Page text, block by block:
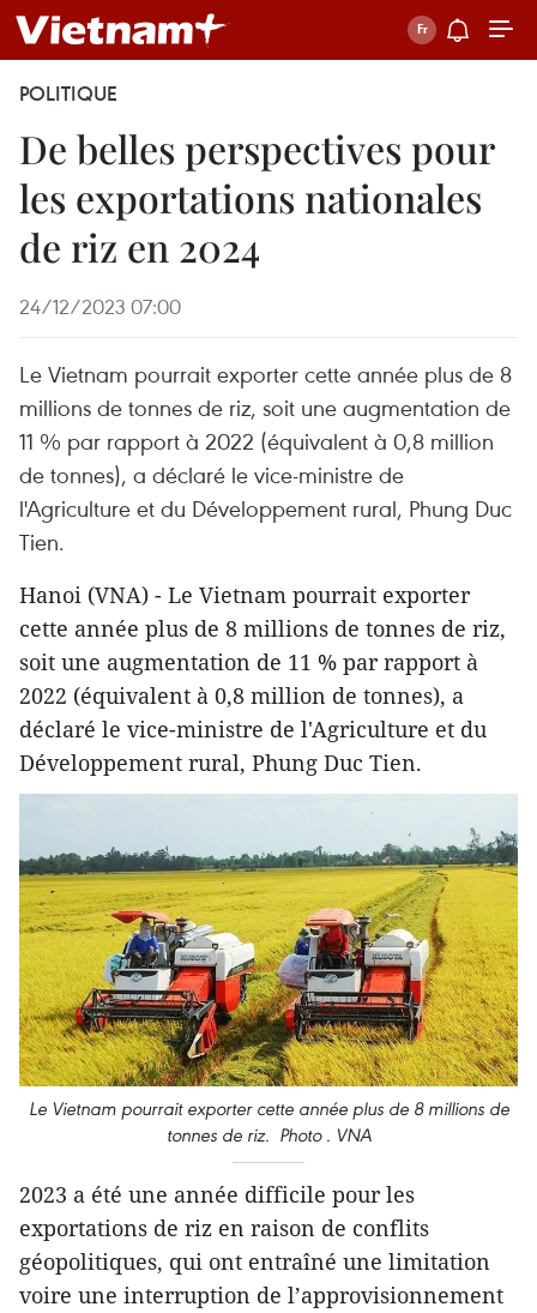
POLITIQUE
De belles perspectives pour
les exportations nationales
de riz en 2024
24/12/2023 07:00
Le Vietnam pourrait exporter cette année plus de 8
millions de tonnes de riz, soit une augmentation de
11 % par rapport à 2022 (équivalent à 0,8 million
de tonnes), a déclaré le vice-ministre de
l'Agriculture et du Développement rural, Phung Duc
Tien.
Hanoi (VNA) - Le Vietnam pourrait exporter
cette année plus de 8 millions de tonnes de riz,
soit une augmentation de 11 % par rapport à
2022 (équivalent à 0,8 million de tonnes), a
déclaré le vice-ministre de l'Agriculture et du
Développement rural, Phung Duc Tien.
Le Vietnam pourrait exporter cette année plus de 8 millions de
tonnes de riz. Photo . VNA
2023 a été une année difficile pour les
exportations de riz en raison de conflits
géopolitiques, qui ont entraîné une limitation
voire une interruption de l’approvisionnement